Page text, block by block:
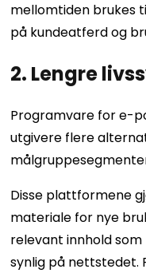
mellomtiden brukes
på kundeatferd og
2. Lengre
Programvare for e-
utgivere flere
Disse plattformene
materiale for nye
relevant innhold
synlig på nettstedet.